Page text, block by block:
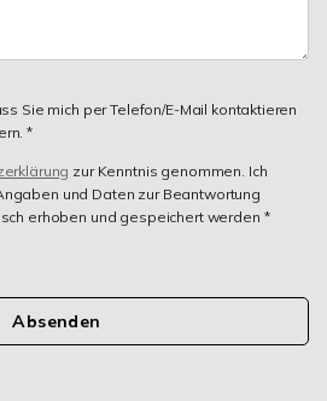
Sie mich per Telefon/E-Mail kontaktieren
*
zur Kenntnis genommen. Ich
und Daten zur Beantwortung
erhoben und gespeichert werden *
Absenden